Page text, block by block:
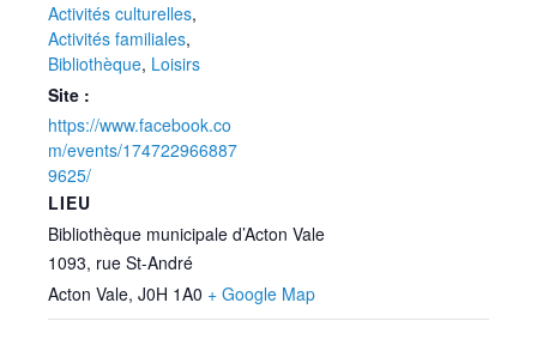
Activités culturelles,
Activités familiales,
Bibliothèque, Loisirs
Site :
https://www.facebook.co
m/events/174722966887
9625/
LIEU
Bibliothèque municipale d’Acton Vale
1093, rue St-André
Acton Vale, J0H 1A0 + Google Map